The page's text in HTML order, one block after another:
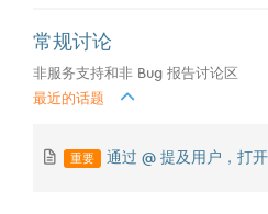
常规讨论
非服务支持和非 Bug 报告讨论区
最近的话题
重要 通过 @ 提及用户，打